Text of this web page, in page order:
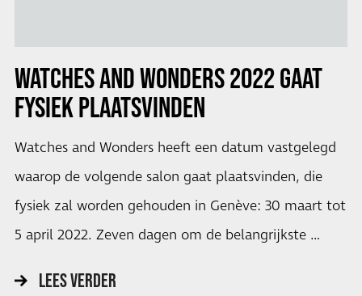
WATCHES AND WONDERS 2022GAAT
FYSIEK PLAATSVINDEN
Watches and Wonders heeft een datum vastgelegd
waarop de volgende salon gaat plaatsvinden, die
fysiek zal worden gehouden in Genève: 30 maart tot
5 april 2022. Zeven dagen om de belangrijkste …
LEES VERDER